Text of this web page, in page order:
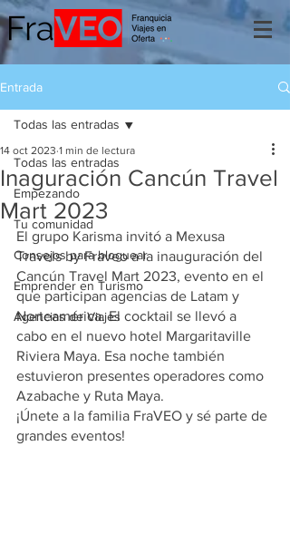
Entrada
Todas las entradas
Empezando
Tu comunidad
Consejos para bloguear
Emprender en Turismo
Agencias de Viajes
Todas las entradas
Inaguración Cancún Travel
Mart 2023
14 oct 2023 1 min de lectura
El grupo Karisma invitó a Mexusa
Travels by Fraveo a la inauguración del
Cancún Travel Mart 2023, evento en el
que participan agencias de Latam y
Norteamérica. El cocktail se llevó a
cabo en el nuevo hotel Margaritaville
Riviera Maya. Esa noche también
estuvieron presentes operadores como
Azabache y Ruta Maya.
¡Únete a la familia FraVEO y sé parte de
grandes eventos!